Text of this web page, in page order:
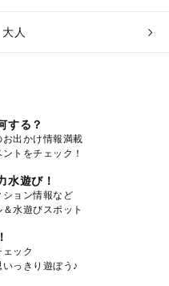
大人
する？
出かけ情報満載
トをチェック！
水遊び！
ョン情報など
水遊びスポット
ック
っきり遊ぼう♪